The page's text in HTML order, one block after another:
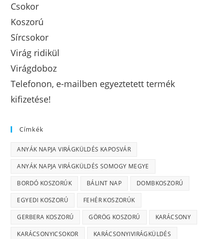
Csokor
Koszorú
Sírcsokor
Virág ridikül
Virágdoboz
Telefonon, e-mailben egyeztetett termék
kifizetése!
Címkék
ANYÁK NAPJA VIRÁGKÜLDÉS KAPOSVÁR
ANYÁK NAPJA VIRÁGKÜLDÉS SOMOGY MEGYE
BORDÓ KOSZORÚK BÁLINT NAP DOMBKOSZORÚ
EGYEDI KOSZORÚ FEHÉR KOSZORÚK
GERBERA KOSZORÚ GÖRÖG KOSZORÚ KARÁCSONY
KARÁCSONYICSOKOR KARÁCSONYIVIRÁGKÜLDÉS